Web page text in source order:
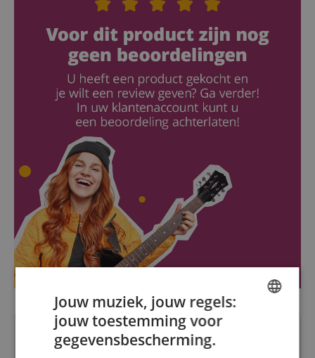
Vragen over dit artikel
Jouw muziek, jouw regels:
jouw toestemming voor
gegevensbescherming.